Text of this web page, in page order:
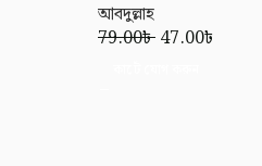
আবদুল্লাহ
79.00৳ 47.00৳